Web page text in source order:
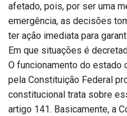
afetado, pois, por ser uma
emergência, as decisões
ter ação imediata para
Em que situações é
O funcionamento do
pela Constituição Federal
constitucional trata sobre
artigo 141. Basicamente, a